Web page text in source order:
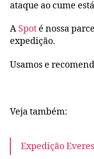
ataque ao cume
A Spot é nossa
expedição.
Usamos e
Veja também:
Expedição